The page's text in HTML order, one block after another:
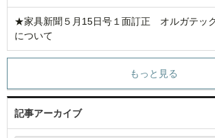
★家具新聞５月15日号１面訂正 オルガテッ
について
もっと見る
記事アーカイブ